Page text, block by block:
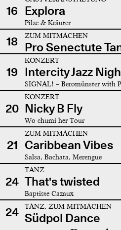
16 Explora
Pilze & Kräuter
18 ZUM MITMACHEN
Pro Senectute
19
KONZERT
Intercity Jazz
SIGNAL! – Beromünster with
20
KONZERT
Nicky B Fly
Wo chumi her Tour
21
ZUM MITMACHEN
Caribbean Vibes
Salsa, Bachata, Merengue
24
TANZ
That's twisted
Baptiste Cazaux
24 TANZ, ZUM MITMACHEN
Südpol Dance